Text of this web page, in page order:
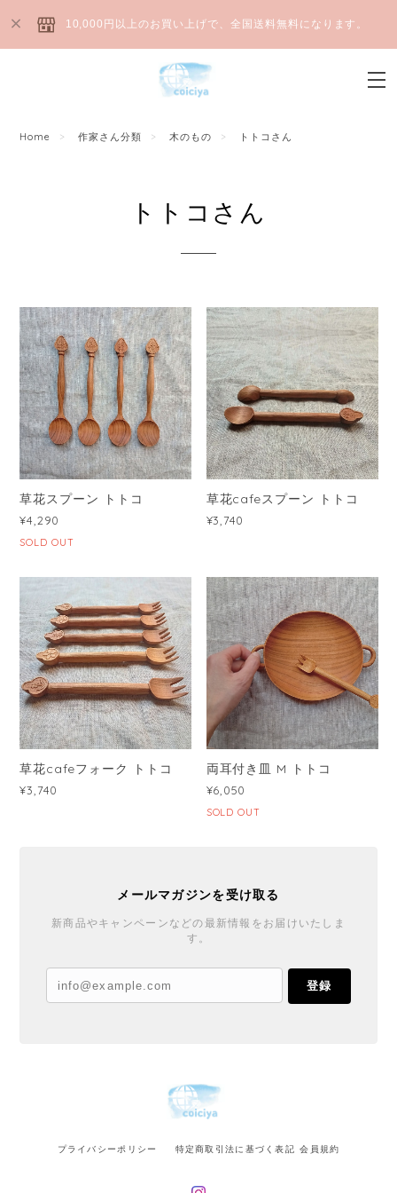
10,000円以上のお買い上げで、全国送料無料になります。
Home 作家さん分類 木のもの トトコさん
トトコさん
草花スプーン トトコ
¥4,290
SOLD OUT
草花cafeスプーン トトコ
¥3,740
草花cafeフォーク トトコ
¥3,740
両耳付き皿 M トトコ
¥6,050
SOLD OUT
メールマガジンを受け取る
新商品やキャンペーンなどの最新情報をお届けいたしま
す。
登録
プライバシーポリシー 特定商取引法に基づく表記 会員規約